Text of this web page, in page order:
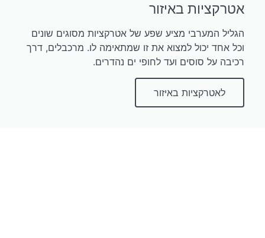
אטרקציות באיזור
הגליל המערבי מציע שפע של אטרקציות מסוגים שונים
וכל אחד יכול למצוא את זו שמתאימה לו. מרכבלים, דרך
רכיבה על סוסים ועד לחופי ים נהדרים.
לאטרקציות באיזור